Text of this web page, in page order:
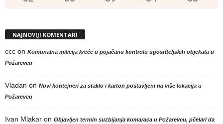
NAJNOVIJI KOMENTARI
ccc on Komunalna milicija kreće u pojačanu kontrolu ugostiteljskih objekata u
Požarevcu
Vladan on Novi kontejneri za staklo i karton postavljeni na više lokacija u
Požarevcu
Ivan Mlakar on Objavljen termin suzbijanja komaraca u Požarevcu, pčelari da